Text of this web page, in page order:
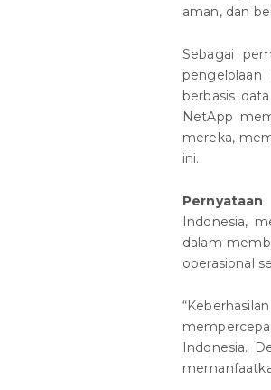
aman, dan
Sebagai
berbasis
NetApp
mereka,
ini.
Indonesia,
dalam
operasional
Indonesia.